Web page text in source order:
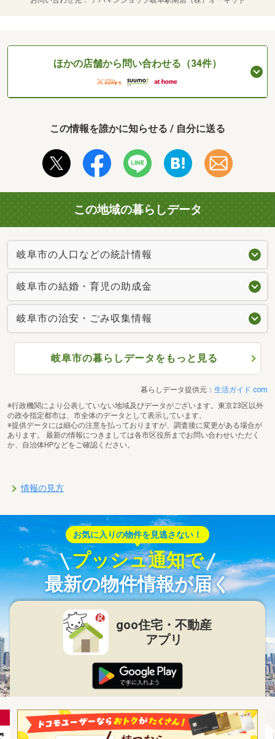
ほかの店舗から問い合わせる（34件）
この情報を誰かに知らせる / 自分に送る
この地域の暮らしデータ
岐阜市の人口などの統計情報
岐阜市の結婚・育児の助成金
岐阜市の治安・ごみ収集情報
岐阜市の暮らしデータをもっと見る
暮らしデータ提供元： 生活ガイド.com
※行政機関により公表していない地域及びデータがございます。東京23区以外
の政令指定都市は、市全体のデータとして表示しています。
※提供データには細心の注意を払っておりますが、調査後に変更がある場合が
あります。 最新の情報につきましては各市区役所までお問い合わせいただく
か、自治体HPなどをご確認ください。
情報の見方
お気に入りの物件を見逃さない！
プッシュ通知で
最新の物件情報が届く
goo住宅・不動産
アプリ